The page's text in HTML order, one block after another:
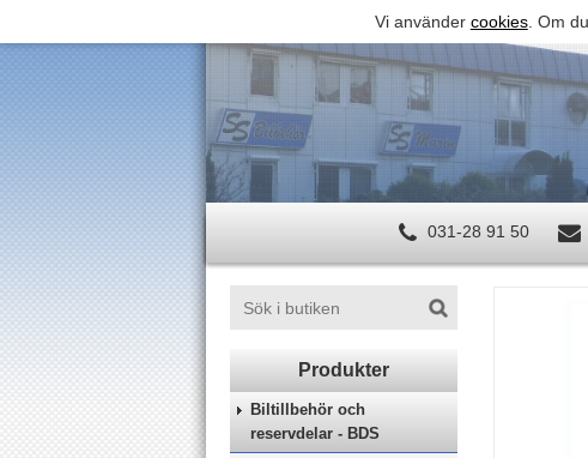
Vi använder cookies. Om
031-28 91 50
Biltillbehör och
reservdelar - BDS